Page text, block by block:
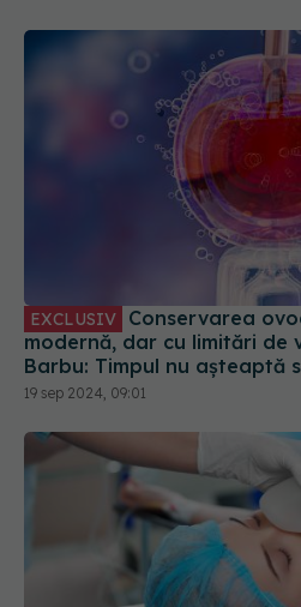
modernă, dar cu limitări de
Barbu: Timpul nu așteaptă
conducere sau partenerul
19 sep 2024, 09:01